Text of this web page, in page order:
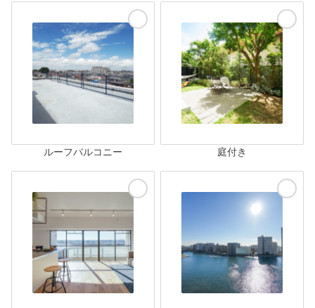
ルーフバルコニー 庭付き